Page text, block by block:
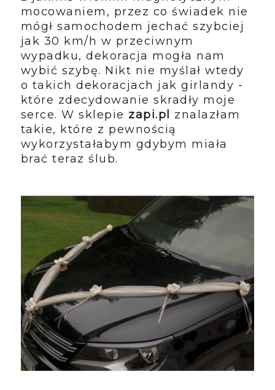
mocowaniem, przez co świadek nie
mógł samochodem jechać szybciej
jak 30 km/h w przeciwnym
wypadku, dekoracja mogła nam
wybić szybę. Nikt nie myślał wtedy
o takich dekoracjach jak girlandy -
które zdecydowanie skradły moje
serce. W sklepie zapi.pl znalazłam
takie, które z pewnością
wykorzystałabym gdybym miała
brać teraz ślub.